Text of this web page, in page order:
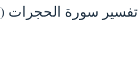
تفسير سورة الحجرات (41 وهو الأخير): الآيات 15-18